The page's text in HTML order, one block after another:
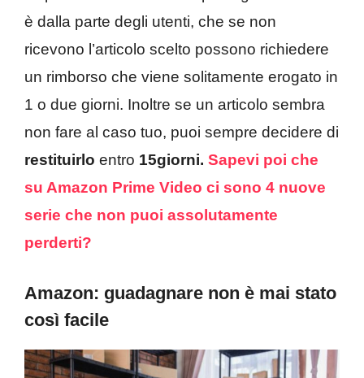
è dalla parte degli utenti, che se non
ricevono l’articolo scelto possono richiedere
un rimborso che viene solitamente erogato in
1 o due giorni. Inoltre se un articolo sembra
non fare al caso tuo, puoi sempre decidere di
restituirlo entro 15giorni. Sapevi poi che
su Amazon Prime Video ci sono 4 nuove
serie che non puoi assolutamente
perderti?
Amazon: guadagnare non è mai stato
così facile